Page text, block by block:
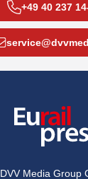
+49 40 237
service@
DVV Media Group